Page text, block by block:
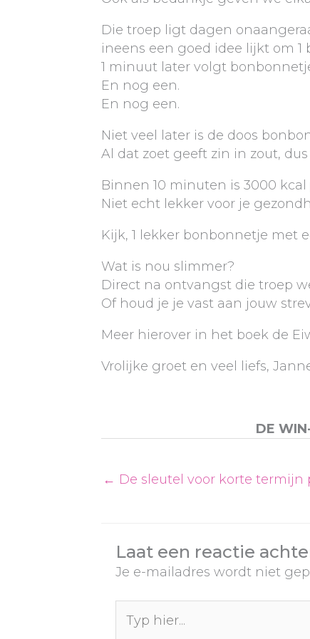
Die troep ligt dagen
ineens een goed idee lijkt om
1 minuut later volgt
En nog een.
En nog een.
Niet veel later is de doos
Al dat zoet geeft zin in zout,
Binnen 10 minuten is 3000
Niet echt lekker voor je
Kijk, 1 lekker bonbonnetje met
Wat is nou slimmer?
Direct na ontvangst die troep
Of houd je je vast aan jouw
Meer hierover in het boek de
Vrolijke groet en veel liefs,
DE
← De sleutel voor korte
Laat een reactie
Je e-mailadres wordt niet
hier...